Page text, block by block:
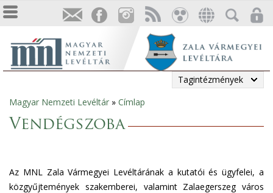
Tagintézmények
Jelenlegi
hely
Magyar Nemzeti Levéltár » Címlap
Vendégszoba
Az MNL Zala Vármegyei Levéltárának a kutatói és ügyfelei, a
közgyűjtemények szakemberei, valamint Zalaegerszeg város